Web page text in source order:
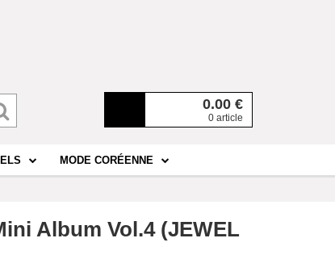
0.00 €
0 article
MODE CORÉENNE
Album Vol.4 (JEWEL